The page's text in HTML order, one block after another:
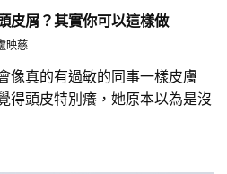
皮屑？其實你可以這樣做
映慈
像真的有過敏的同事一樣皮膚
得頭皮特別癢，她原本以為是沒